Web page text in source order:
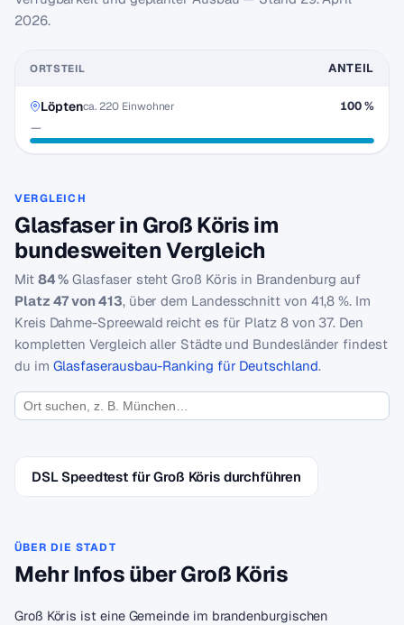
2026.
ORTSTEIL ANTEIL
Löptenca. 220 Einwohner
—
100 %
VERGLEICH
Glasfaser in Groß Köris im
bundesweiten Vergleich
Mit 84 % Glasfaser steht Groß Köris in Brandenburg auf
Platz 47 von 413, über dem Landesschnitt von 41,8 %. Im
Kreis Dahme-Spreewald reicht es für Platz 8 von 37. Den
kompletten Vergleich aller Städte und Bundesländer findest
du im Glasfaserausbau-Ranking für Deutschland.
DSL Speedtest für Groß Köris durchführen
ÜBER DIE STADT
Mehr Infos über Groß Köris
Groß Köris ist eine Gemeinde im brandenburgischen